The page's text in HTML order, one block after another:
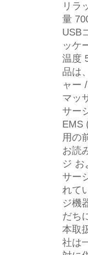
リラ
量
USB
ッケ
温度
品は
ャー
マッ
サー
EMS
用の
お読
ジ お
サー
れて
ジ機
だち
本取
社は